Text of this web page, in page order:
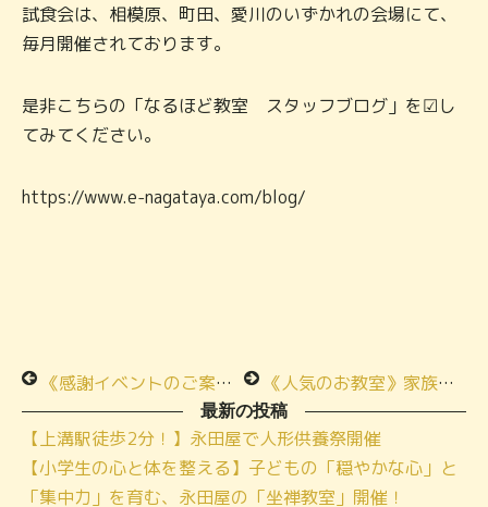
試食会は、相模原、町田、愛川のいずかれの会場にて、
毎月開催されております。
是非こちらの「なるほど教室 スタッフブログ」を☑し
てみてください。
https://www.e-nagataya.com/blog/
《感謝イベントのご案内》小さな家族葬ハウス®愛川 《人気のお教室》家族葬のお料理お食事会レポート！
最新の投稿
【上溝駅徒歩2分！】永田屋で人形供養祭開催
【小学生の心と体を整える】子どもの「穏やかな心」と
「集中力」を育む、永田屋の「坐禅教室」開催！